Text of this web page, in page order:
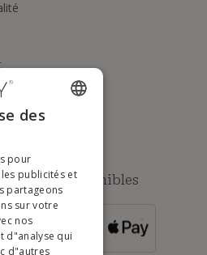
disponibles
LES
À
ENGLISH
DUTCH
GERMAN
des
pour
publicités et
partageons
sur votre
nos
d"analyse qui
d"autres